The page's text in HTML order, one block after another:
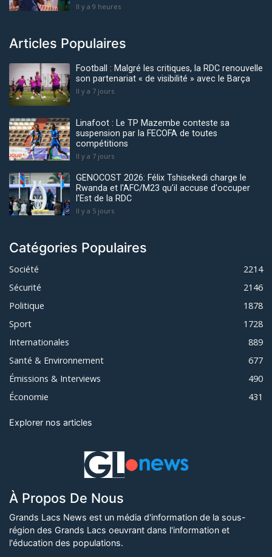
Il y a 9 heures
Articles Populaires
Football : Malgré les critiques, la RDC renouvelle
son partenariat « de visibilité » avec le Barça
Il y a 7 jours
Linafoot : Le TP Mazembe conteste sa
suspension par la FECOFA de toutes
compétitions
Il y a 7 jours
GENOCOST 2026: Félix Tshisekedi charge le
Rwanda et l'AFC/M23 qu'il accuse d'occuper
l'Est de la RDC
Il y a 5 jours
Catégories Populaires
Société
2214
Sécurité
2146
Politique
1878
Sport
1728
Internationales
889
Santé & Environnement
677
Émissions & Interviews
490
Économie
431
Explorer nos articles
À Propos De Nous
Grands Lacs News est un média d'information de la sous-
région des Grands Lacs oeuvrant dans l'information et
l'éducation des populations.